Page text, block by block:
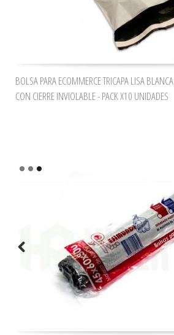
BOLSA PARA ECOMMERCE TRICAPA LISA BLANCA
CON CIERRE INVIOLABLE - PACK X10 UNIDADES